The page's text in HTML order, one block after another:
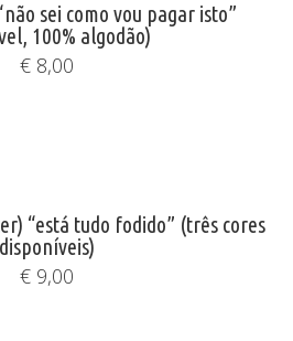
sei como vou pagar isto”
100% algodão)
€8,00
“está tudo fodido” (três cores
disponíveis)
€9,00